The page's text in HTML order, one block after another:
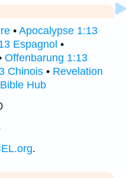
• Apocalypse 1:13
Espagnol •
Offenbarung 1:13
Chinois • Revelation
Bible Hub
.